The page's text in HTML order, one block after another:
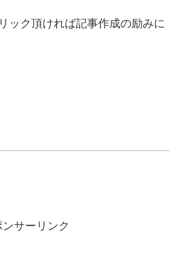
ック頂ければ記事作成の励みに
ンサーリンク